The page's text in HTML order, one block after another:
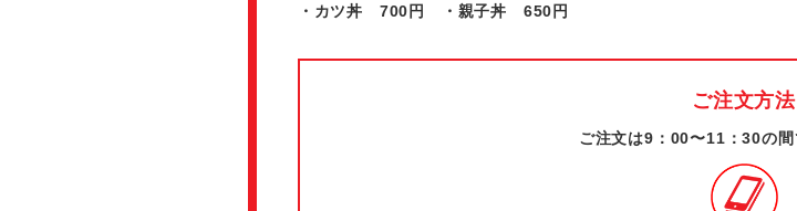
・カツ丼 700円 ・親子丼 650円
ご注文方法
ご注文は9：00〜11：30の